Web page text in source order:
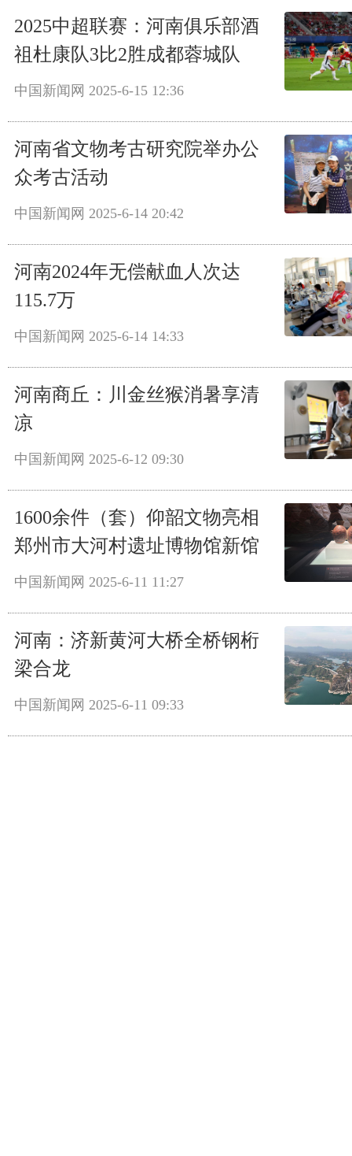
2025中超联赛：河南俱乐部酒
祖杜康队3比2胜成都蓉城队
中国新闻网 2025-6-15 12:36
河南省文物考古研究院举办公
众考古活动
中国新闻网 2025-6-14 20:42
河南2024年无偿献血人次达
115.7万
中国新闻网 2025-6-14 14:33
河南商丘：川金丝猴消暑享清
凉
中国新闻网 2025-6-12 09:30
1600余件（套）仰韶文物亮相
郑州市大河村遗址博物馆新馆
中国新闻网 2025-6-11 11:27
河南：济新黄河大桥全桥钢桁
梁合龙
中国新闻网 2025-6-11 09:33